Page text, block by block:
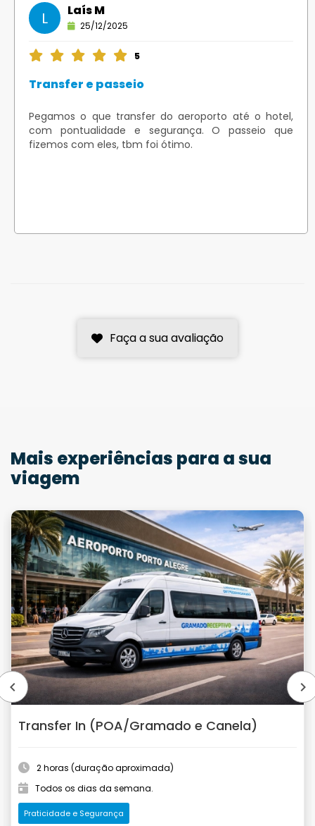
L Laís M
25/12/2025
5
Transfer e passeio
Pegamos o que transfer do aeroporto até o hotel,
com pontualidade e segurança. O passeio que
fizemos com eles, tbm foi ótimo.
Faça a sua avaliação
Mais experiências para a sua
viagem
Transfer In (POA/Gramado e Canela)
2 horas (duração aproximada)
Todos os dias da semana.
Praticidade e Segurança
navigate_before navigate_next